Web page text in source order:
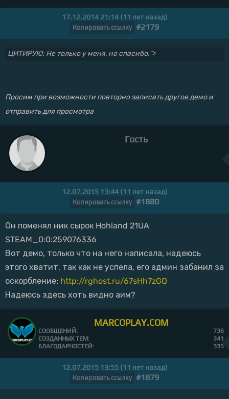
17.12.2014 21:14 (11 лет назад)
Копировать ссылку #2179
ЦИТИРУЮ: Не только у меня, но спасибо.">
Просим при возможности повторно записать другое демо и
отправить для просмотра
Гость
12.07.2015 13:44 (11 лет назад)
Копировать ссылку #1880
Он поменял ник сырок Hohland 21UA
STEAM_0:0:259076336
Вот демо, только что на него написала, надеюсь
этого хватит, так как не успела, его админ забанил за
оскорбление: http://rghost.ru/67sHh7zGQ
Надеюсь здесь хоть видно аим?
MARCOPLAY.COM
СООБЩЕНИЙ:
736
СОЗДАННЫХ ТЕМ:
341
БЛАГОДАРНОСТЕЙ:
335
12.07.2015 13:55 (11 лет назад)
Копировать ссылку #1879